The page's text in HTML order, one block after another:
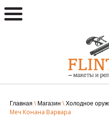
Главная \ Магазин \Холодное
Меч Конана Варвара